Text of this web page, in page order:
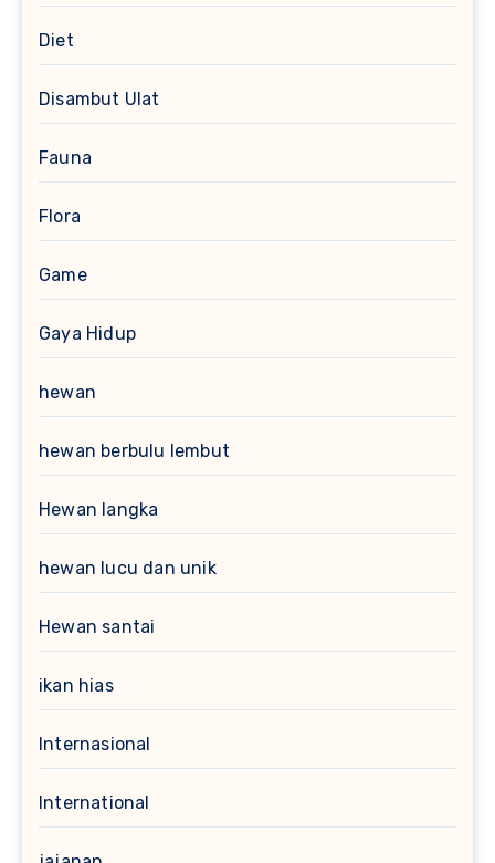
Diet
Disambut Ulat
Fauna
Flora
Game
Gaya Hidup
hewan
hewan berbulu lembut
Hewan langka
hewan lucu dan unik
Hewan santai
ikan hias
Internasional
International